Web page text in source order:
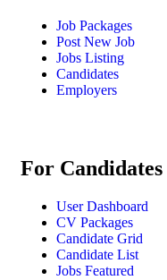
Job Packages
Post New Job
Jobs Listing
Candidates
Employers
For Candidates
User Dashboard
CV Packages
Candidate Grid
Candidate List
Jobs Featured